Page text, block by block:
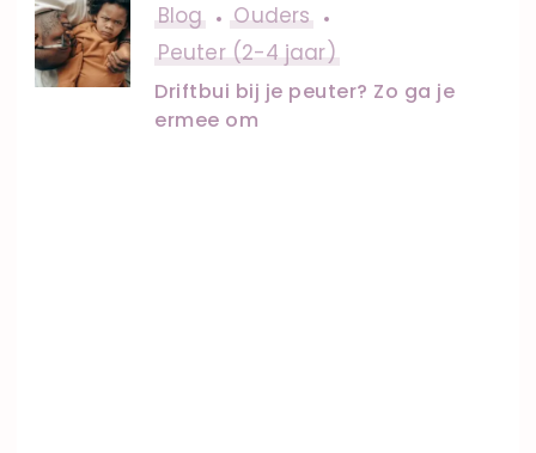
Blog
Ouders
Peuter (2-4 jaar)
Driftbui bij je peuter? Zo ga je
ermee om